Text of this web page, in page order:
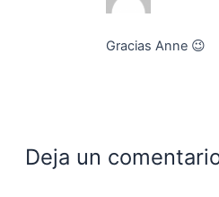
Gracias Anne 😉
Deja un